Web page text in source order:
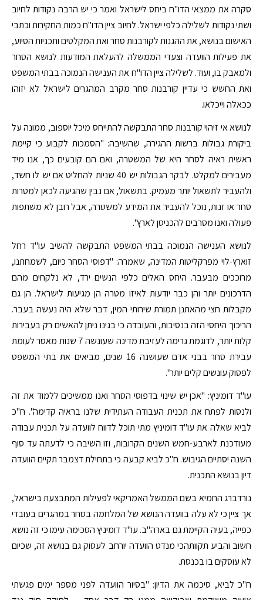
סקרה את ממצאי הדו"ח ביחס לישראל ואמר כי יש הרבה נקודות לחיוב
ושתי נקודות לשלילה כלפי ישראל. לחיוב ציין הדו"ח כמות החקירות וכתבי
האישום בנושא, את ההגנות לקורבנות סחר ואת המקלטים ותכניות הסיוע,
את פעילות הוועדה וצעדי הממשלה להעלאת המודעות לנושא הסחר
ולמאבק בו, ועוד. לשלילה ציין הדו"ח את הענישה הנמוכה בבתי המשפט
ואת החשש כי עדיין קורבנות סחר מקרב המהגרים לישראל לא יזוהו
ככאלה וייכלאו.
לנושא אי זיהוי קורבנות סחר התבקשה להתייחס מיכל יוספוב, ממונה על
ביקורת גבולות ברשות ההגירה, שהשיבה: "הסמכות לקבוע כי קיימת
ראשית ראיה לסחר היא של המשטרה, ואם הם קובעים כך, אנו מיד
מעבירים למקלט. לבקר הגבולות יש 40 שניות להחליט אם יש לו חשד,
ולהעביר לתשאול יותר מעמיק. בתשאול, אם נבין שהגיעה לכאן למטרות
סחר או זנות, נוכל להעביר את המידע למשטרה, אבל רובן לא משתפות
פעולה ואנו מסרבים להכניסן לארץ".
לנושא הענישה הנמוכה בבתי המשפט התבקשה להשיב עו"ד רחל
זוארץ-לוי מפרקליטות המדינה, שאמרה: "דפוסי הסחר כיום, לשמחתנו,
מרוככים מבעבר. היחס האלים כלפי הנשים ירד, לא נלקחים מהם
הדרכונים יותר והן כבר יודעות לאיזו מטרה הן מגיעות לישראל. הן גם
מקבלות חצי מהאתנן תמורת שירותי המין, דבר שלא היה נעשה בעבר.
הריכוך היחסי הזה בנסיבות, והעובדה כי בגינו ניתן להאשים רק בעבירות
קלות יותר, לדוגמת גרימה לעזיבת מדינה שעונשה 7 שנות מאסר לעומת
עבירת סחר בבני אדם שעושנה 16 שנים, מביאים את בתי המשפט
לפסוק עונשים קלים יותר".
עו"ד דומיניץ: "אכן יש שינוי בדפוסי הסחר ואנו ממשיכים ללמוד את זה
ולנסות לפתח את תכנית העבודה העתידית שלנו בראיה קדימה". ח"כ
לביא שאלה את עו"ד דומיניץ מתי תוכל לדווח לוועדה על תכנית עבודה
מעודכנת לארבע-חמש השנים הקרובות, וזו השיבה כי לדעתה עד סוף
השנה יסתיים הגיבוש. ח"כ לביא קבעה כי בתחילת דצמבר תקיים הוועדה
דיון בנושא התכנית.
נורדברג החמיא בשם הממשל האמריקאי לפעילות המתבצעת בישראל,
אך ציין כי לא עלה בוועדה הנושא של המלחמה בסחר במהגרים בעובדי
כפייה, בעיה הקיימת גם בארה"ב. עו"ד דומיניץ הסכימה עימו כי זה נושא
חשוב והביע תקוותהכי מנדט הוועדה יורחב לעסוק גם בנושא זה, שכיום
לא עוסקים בו בכנסת.
ח"כ לביא, סיכמה את הדיון: "בסיור הוועדה לפני מספר ימים פגשתי